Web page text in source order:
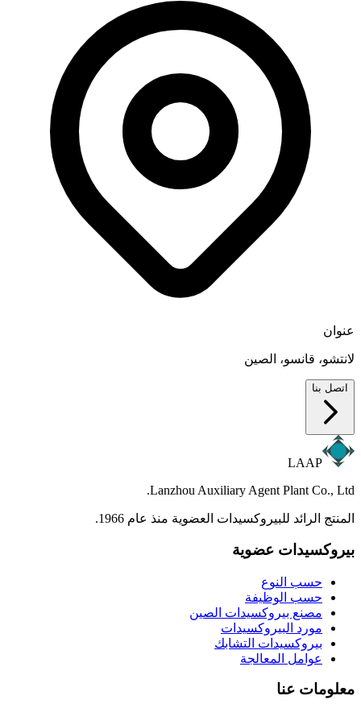
عنوان
لانتشو، قانسو، الصين
اتصل بنا
LAAP
Lanzhou Auxiliary Agent Plant Co., Ltd.
المنتج الرائد للبيروكسيدات العضوية منذ عام 1966.
بيروكسيدات عضوية
حسب النوع
حسب الوظيفة
مصنع بيروكسيدات الصين
مورد البيروكسيدات
بيروكسيدات التشابك
عوامل المعالجة
معلومات عنا